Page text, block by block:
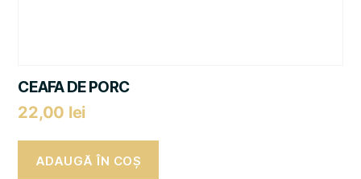
CEAFA DE PORC
22,00 lei
ADAUGĂ ÎN COȘ